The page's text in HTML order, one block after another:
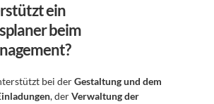
ein
beim
bei der Gestaltung und dem
, der Verwaltung der